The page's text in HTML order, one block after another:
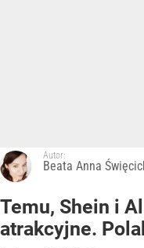
Autor:
Beata Anna
Temu, Shein i
atrakcyjne.